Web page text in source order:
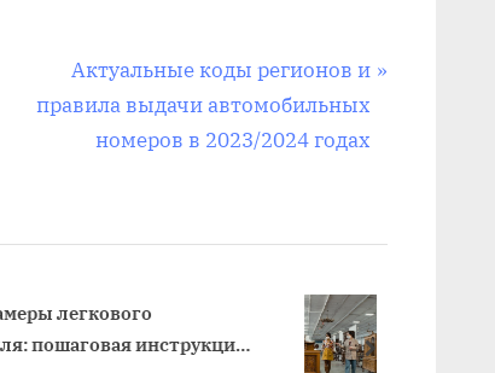
N
e
o
t
:
Актуальные коды регионов и
правила выдачи автомобильных
номеров в 2023/2024 годах
ГОСТ Ремни Безопасности
Автомобиля: Требования иnext